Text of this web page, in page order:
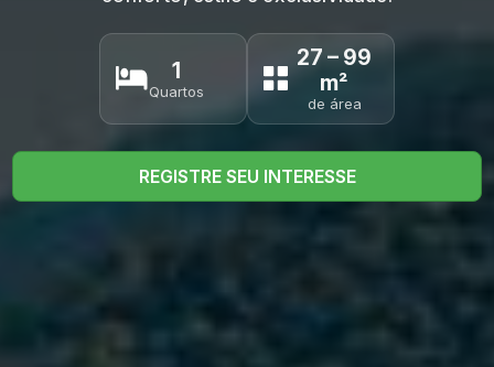
1
Quartos
27 – 99
m²
de área
REGISTRE SEU INTERESSE